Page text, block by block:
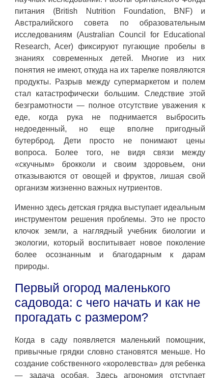
питания (British Nutrition Foundation, BNF) и
Австралийского совета по образовательным
исследованиям (Australian Council for Educational
Research, Acer) фиксируют пугающие пробелы в
знаниях современных детей. Многие из них
понятия не имеют, откуда на их тарелке появляются
продукты. Разрыв между супермаркетом и полем
стал катастрофически большим. Следствие этой
безграмотности — полное отсутствие уважения к
еде, когда рука не поднимается выбросить
недоеденный, но еще вполне пригодный
бутерброд. Дети просто не понимают цены
вопроса. Более того, не видя связи между
«скучным» брокколи и своим здоровьем, они
отказываются от овощей и фруктов, лишая свой
организм жизненно важных нутриентов.
Именно здесь детская грядка выступает идеальным
инструментом решения проблемы. Это не просто
клочок земли, а наглядный учебник биологии и
экологии, который воспитывает новое поколение
более осознанным и благодарным к дарам
природы.
Первый огород маленького
садовода: с чего начать и как не
прогадать с размером?
Когда в саду появляется маленький помощник,
привычные грядки словно становятся меньше. Но
создание собственного «королевства» для ребенка
— задача особая. Здесь агрономия отступает